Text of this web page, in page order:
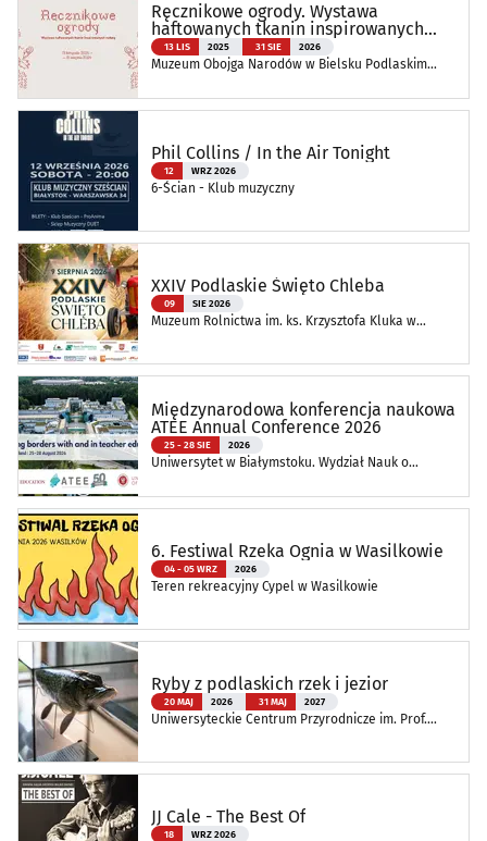
Ręcznikowe ogrody. Wystawa
haftowanych tkanin inspirowanych
naturą
13 LIS 2025 31 SIE 2026
Muzeum Obojga Narodów w Bielsku Podlaskim
Phil Collins / In the Air Tonight
12 WRZ 2026
6-Ścian - Klub muzyczny
XXIV Podlaskie Święto Chleba
09 SIE 2026
Muzeum Rolnictwa im. ks. Krzysztofa Kluka w
Międzynarodowa konferencja naukowa
ATEE Annual Conference 2026
25 - 28 SIE 2026
Uniwersytet w Białymstoku. Wydział Nauk o
6. Festiwal Rzeka Ognia w Wasilkowie
04 - 05 WRZ 2026
Teren rekreacyjny Cypel w Wasilkowie
Ryby z podlaskich rzek i jezior
20 MAJ 2026 31 MAJ 2027
Uniwersyteckie Centrum Przyrodnicze im. Prof.
JJ Cale - The Best Of
18 WRZ 2026